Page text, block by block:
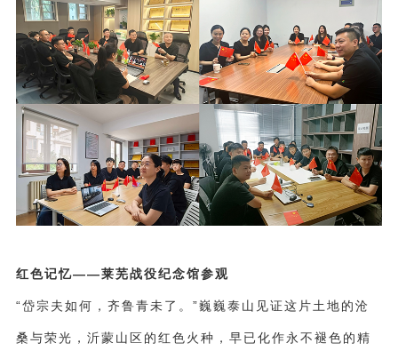
红色记忆——莱芜战役纪念馆参观
“岱宗夫如何，齐鲁青未了。”巍巍泰山见证这片土地的沧
桑与荣光，沂蒙山区的红色火种，早已化作永不褪色的精